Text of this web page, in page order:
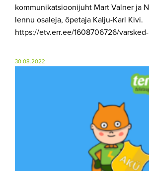
kommunikatsioonijuht Mart Valner ja
lennu osaleja, õpetaja Kalju-Karl Kivi.
https://etv.err.ee/1608706726/
30.08.2022